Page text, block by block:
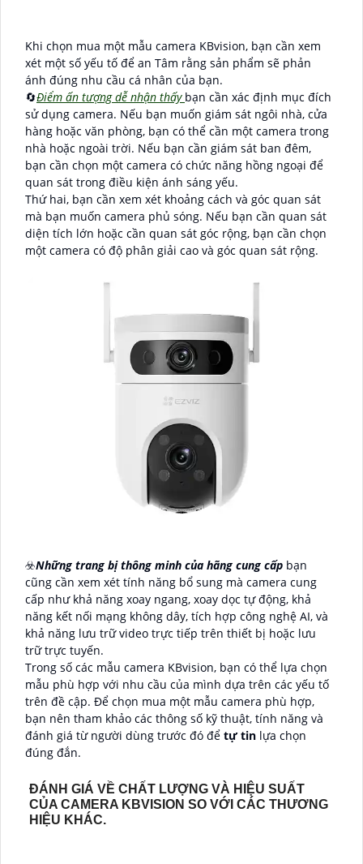
Khi chọn mua một mẫu camera KBvision, bạn cần xem
xét một số yếu tố để an Tâm rằng sản phẩm sẽ phản
ánh đúng nhu cầu cá nhân của bạn.
🔄Điểm ấn tượng dễ nhận thấy bạn cần xác định mục đích
sử dụng camera. Nếu bạn muốn giám sát ngôi nhà, cửa
hàng hoặc văn phòng, bạn có thể cần một camera trong
nhà hoặc ngoài trời. Nếu bạn cần giám sát ban đêm,
bạn cần chọn một camera có chức năng hồng ngoại để
quan sát trong điều kiện ánh sáng yếu.
Thứ hai, bạn cần xem xét khoảng cách và góc quan sát
mà bạn muốn camera phủ sóng. Nếu bạn cần quan sát
diện tích lớn hoặc cần quan sát góc rộng, bạn cần chọn
một camera có độ phân giải cao và góc quan sát rộng.
☣️Những trang bị thông minh của hãng cung cấp bạn
cũng cần xem xét tính năng bổ sung mà camera cung
cấp như khả năng xoay ngang, xoay dọc tự động, khả
năng kết nối mạng không dây, tích hợp công nghệ AI, và
khả năng lưu trữ video trực tiếp trên thiết bị hoặc lưu
trữ trực tuyến.
Trong số các mẫu camera KBvision, bạn có thể lựa chọn
mẫu phù hợp với nhu cầu của mình dựa trên các yếu tố
trên đề cập. Để chọn mua một mẫu camera phù hợp,
bạn nên tham khảo các thông số kỹ thuật, tính năng và
đánh giá từ người dùng trước đó để tự tin lựa chọn
đúng đắn.
ĐÁNH GIÁ VỀ CHẤT LƯỢNG VÀ HIỆU SUẤT
CỦA CAMERA KBVISION SO VỚI CÁC THƯƠNG
HIỆU KHÁC.